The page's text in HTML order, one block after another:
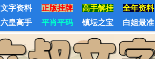
文字资料 正版挂牌 高手解挂 全年资料
六皇高手 平肖平码 镇坛之宝 白姐最准